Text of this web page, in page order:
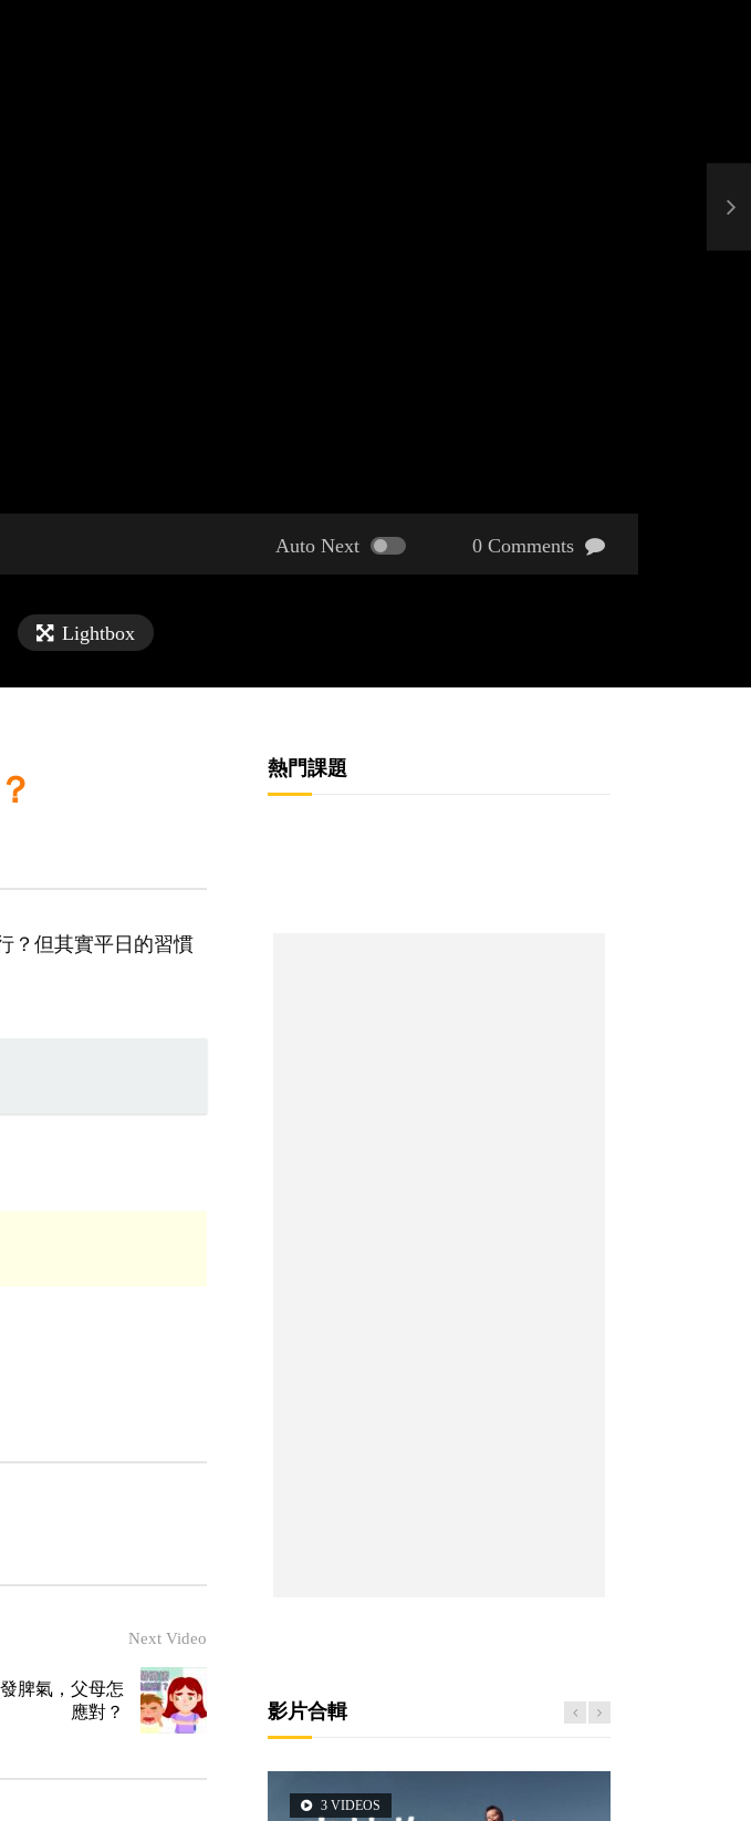
Auto Next 0 Comments
Lightbox
？但其實平日的習慣
Next Video
脾氣，父母怎
應對？
熱門課題
影片合輯
3 VIDEOS
2 VIDEOS
5 VIDEOS
6 VIDEOS
6 VIDEOS